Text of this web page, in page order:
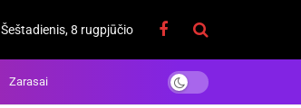
Šeštadienis, 8 rugpjūčio
Zarasai